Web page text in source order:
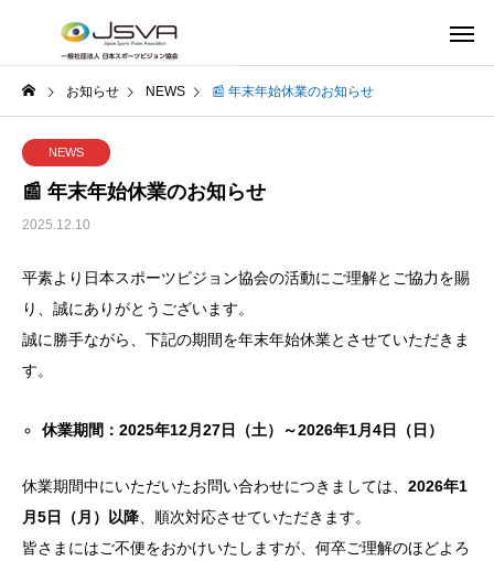
お知らせ NEWS 📰 年末年始休業のお知らせ
NEWS
📰 年末年始休業のお知らせ
2025.12.10
平素より日本スポーツビジョン協会の活動にご理解とご協力を賜
り、誠にありがとうございます。
誠に勝手ながら、下記の期間を年末年始休業とさせていただきま
す。
休業期間：2025年12月27日（土）～2026年1月4日（日）
休業期間中にいただいたお問い合わせにつきましては、 2026年1
月5日（月）以降 、順次対応させていただきます。
皆さまにはご不便をおかけいたしますが、何卒ご理解のほどよろ